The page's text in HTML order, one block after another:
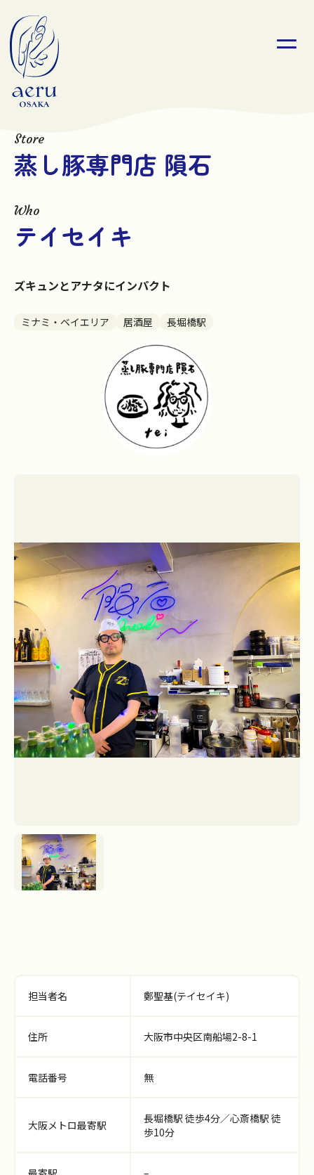
Store
蒸し豚専門店 隕石
Who
テイセイキ
ズキュンとアナタにインパクト
ミナミ・ベイエリア 居酒屋 長堀橋駅
担当者名 鄭聖基(テイセイキ)
住所 大阪市中央区南船場2-8-1
電話番号 無
大阪メトロ最寄駅
長堀橋駅 徒歩4分／心斎橋駅 徒
歩10分